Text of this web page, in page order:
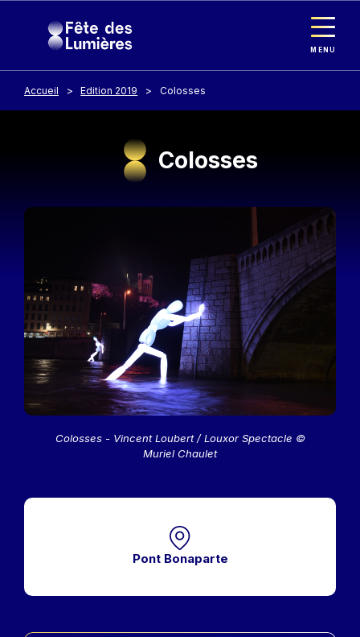
MENU
Accueil Edition 2019 Colosses
Colosses
Image
Colosses - Vincent Loubert / Louxor Spectacle ©
Muriel Chaulet
Pont Bonaparte